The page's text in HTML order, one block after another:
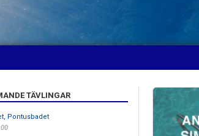
TÄVLINGAR
Pontusbadet